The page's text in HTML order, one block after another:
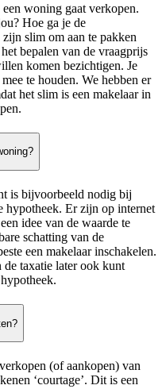
woning gaat verkopen.
Hoe ga je de
slim om aan te pakken
bepalen van de vraagprijs
komen bezichtigen. Je
te houden. We hebben er
het slim is een makelaar in
is bijvoorbeeld nodig bij
hypotheek. Er zijn op internet
idee van de waarde te
schatting van de
een makelaar inschakelen.
taxatie later ook kunt
(of aankopen) van
‘courtage’. Dit is een